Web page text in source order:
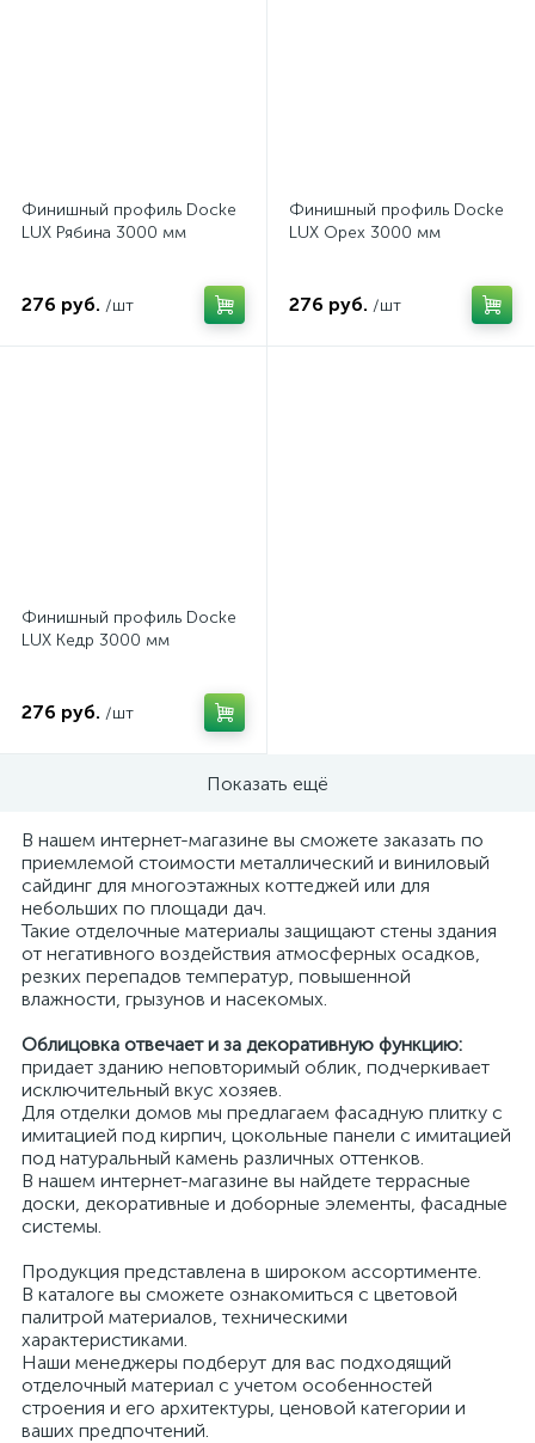
Финишный профиль Docke
LUX Рябина 3000 мм
276 руб. /шт
Финишный профиль Docke
LUX Орех 3000 мм
276 руб. /шт
Финишный профиль Docke
LUX Кедр 3000 мм
276 руб. /шт
Показать ещё
В нашем интернет-магазине вы сможете заказать по
приемлемой стоимости металлический и виниловый
сайдинг для многоэтажных коттеджей или для
небольших по площади дач.
Такие отделочные материалы защищают стены здания
от негативного воздействия атмосферных осадков,
резких перепадов температур, повышенной
влажности, грызунов и насекомых.
Облицовка отвечает и за декоративную функцию:
придает зданию неповторимый облик, подчеркивает
исключительный вкус хозяев.
Для отделки домов мы предлагаем фасадную плитку с
имитацией под кирпич, цокольные панели с имитацией
под натуральный камень различных оттенков.
В нашем интернет-магазине вы найдете террасные
доски, декоративные и доборные элементы, фасадные
системы.
Продукция представлена в широком ассортименте.
В каталоге вы сможете ознакомиться с цветовой
палитрой материалов, техническими
характеристиками.
Наши менеджеры подберут для вас подходящий
отделочный материал с учетом особенностей
строения и его архитектуры, ценовой категории и
ваших предпочтений.